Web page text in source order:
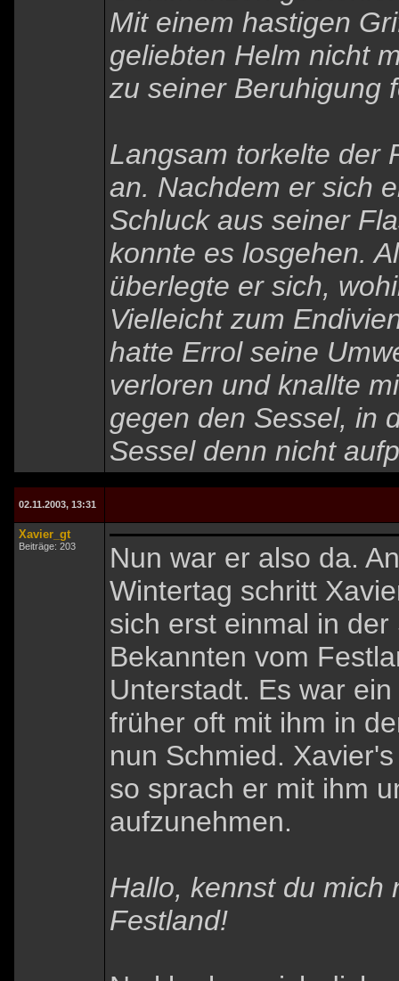
Mit einem hastigen
geliebten Helm nicht
zu seiner Beruhigung
Langsam torkelte der
an. Nachdem er sich
Schluck aus seiner
konnte es losgehen.
überlegte er sich,
Vielleicht zum
hatte Errol seine
verloren und knallte
gegen den Sessel, in
Sessel denn nicht
02.11.2003, 13:31
Xavier_gt
Beiträge: 203
Nun war er also da.
Wintertag schritt
sich erst einmal in
Bekannten vom
Unterstadt. Es war
früher oft mit ihm in
nun Schmied.
so sprach er mit ihm
aufzunehmen.
Hallo, kennst du mich
Festland!